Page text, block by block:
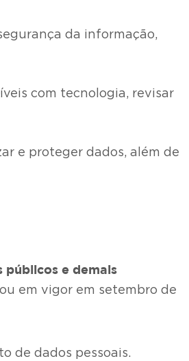
da informação,
com tecnologia, revisar
e proteger dados, além de
públicos e demais
em vigor em setembro de
de dados pessoais.